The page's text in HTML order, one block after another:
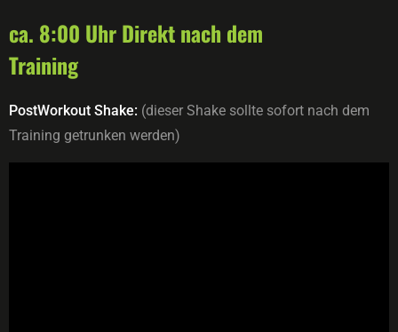
ca. 8:00 Uhr Direkt nach dem
Training
PostWorkout Shake: (dieser Shake sollte sofort nach dem
Training getrunken werden)